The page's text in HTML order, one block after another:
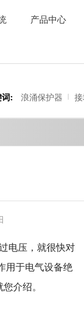
产品中心
: 浪涌保护器
电压，就很快对
用于电气设备绝
介绍。